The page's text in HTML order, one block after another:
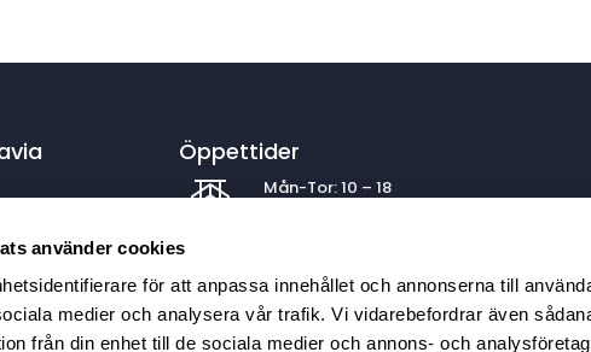
använder cookies
för att anpassa innehållet och annonserna till
medier och analysera vår trafik. Vi vidarebefordrar även
från din enhet till de sociala medier och annons- och
Öppettider
Mån-Tor: 10 – 18
Köpa båt